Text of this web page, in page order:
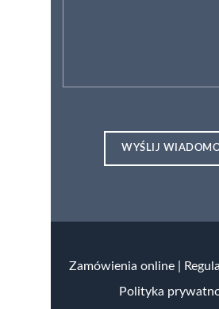
Zamówienia online
Polityka